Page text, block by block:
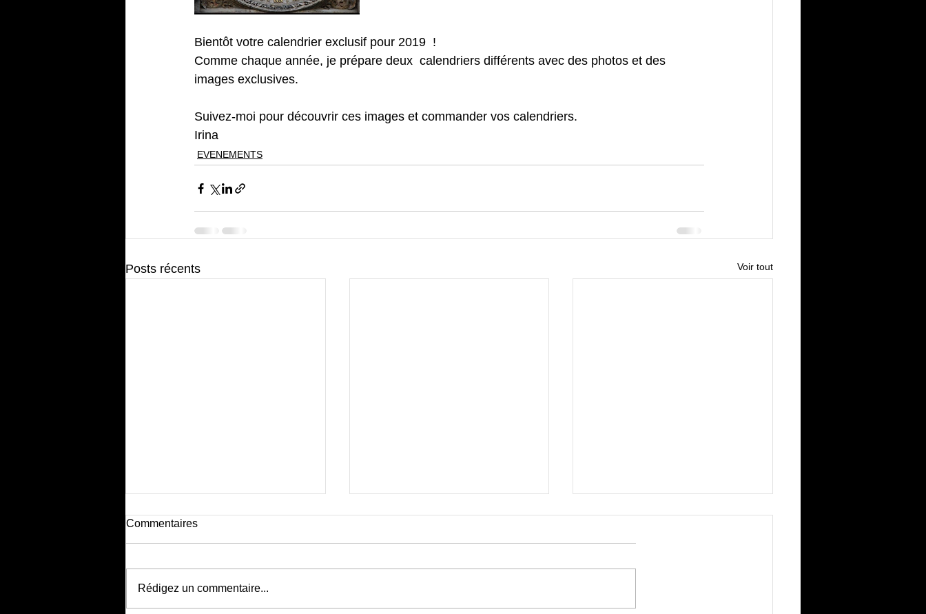
Bientôt votre calendrier exclusif pour 2019  !
Comme chaque année, je prépare deux  calendriers différents avec des photos et des
images exclusives.
Suivez-moi pour découvrir ces images et commander vos calendriers.
Irina
EVENEMENTS
Posts récents Voir tout
La Presse parle d'Irina
Commentaires
Rédigez un commentaire...